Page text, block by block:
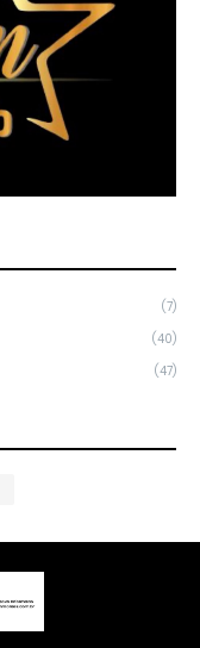
(7)
(40)
(47)